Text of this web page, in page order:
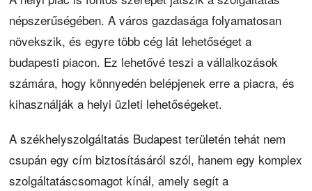
népszerűségében. A város gazdasága folyamatosan
növekszik, és egyre több cég lát lehetőséget a
budapesti piacon. Ez lehetővé teszi a vállalkozások
számára, hogy könnyedén belépjenek erre a piacra, és
kihasználják a helyi üzleti lehetőségeket.
A székhelyszolgáltatás Budapest területén tehát nem
csupán egy cím biztosításáról szól, hanem egy komplex
szolgáltatáscsomagot kínál, amely segít a